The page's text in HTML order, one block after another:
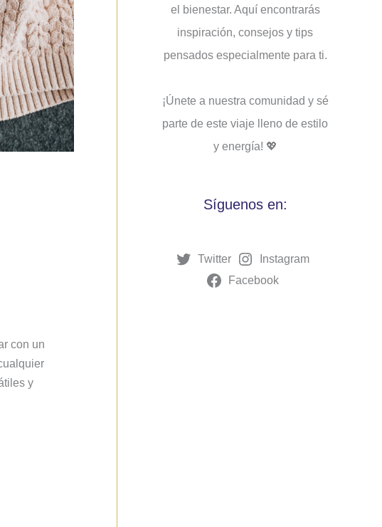
con un
y
el bienestar. Aquí encontrarás
inspiración, consejos y tips
pensados ​​especialmente para ti.
¡Únete a nuestra comunidad y sé
parte de este viaje lleno de estilo
y energía! 💖
Síguenos en:
Twitter
Instagram
Facebook